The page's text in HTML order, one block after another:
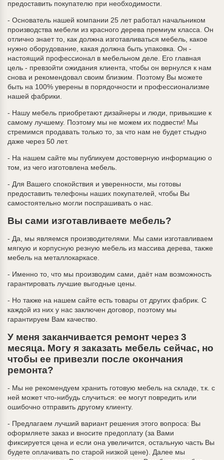
предоставить покупателю при необходимости.
- Основатель нашей компании 25 лет работал начальником
производства мебели из красного дерева премиум класса. Он
отлично знает то, как должна изготавливаться мебель, какое
нужно оборудование, какая должна быть упаковка. Он -
настоящий профессионал в мебельном деле. Его главная
цель - превзойти ожидания клиента, чтобы он вернулся к нам
снова и рекомендовал своим близким. Поэтому Вы можете
быть на 100% уверены в порядочности и профессионализме
нашей фабрики.
- Нашу мебель приобретают дизайнеры и люди, привыкшие к
самому лучшему. Поэтому мы не можем их подвести! Мы
стремимся продавать только то, за что нам не будет стыдно
даже через 50 лет.
- На нашем сайте мы публикуем достоверную информацию о
том, из чего изготовлена мебель.
- Для Вашего спокойствия и уверенности, мы готовы
предоставить телефоны наших покупателей, чтобы Вы
самостоятельно могли поспрашивать о нас.
Вы сами изготавливаете мебель?
- Да, мы являемся производителями. Мы сами изготавливаем
мягкую и корпусную резную мебель из массива дерева, также
мебель на металлокаркасе.
- Именно то, что мы производим сами, даёт нам возможность
гарантировать лучшие выгодные цены.
- Но также на нашем сайте есть товары от других фабрик. С
каждой из них у нас заключен договор, поэтому мы
гарантируем Вам качество.
У меня заканчивается ремонт через 3
месяца. Могу я заказать мебель сейчас, но
чтобы ее привезли после окончания
ремонта?
- Мы не рекомендуем хранить готовую мебель на складе, т.к. с
ней может что-нибудь случиться: ее могут повредить или
ошибочно отправить другому клиенту.
- Предлагаем лучший вариант решения этого вопроса: Вы
оформляете заказ и вносите предоплату (за Вами
фиксируется цена и если она увеличится, остальную часть Вы
будете оплачивать по старой низкой цене). Далее мы